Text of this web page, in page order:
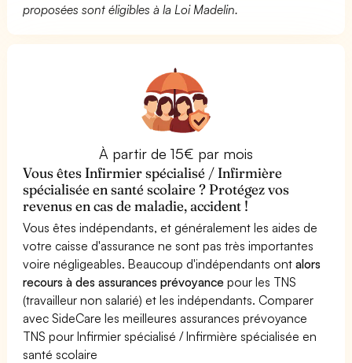
proposées sont éligibles à la Loi Madelin.
À partir de 15€ par mois
Vous êtes Infirmier spécialisé / Infirmière
spécialisée en santé scolaire ? Protégez vos
revenus en cas de maladie, accident !
Vous êtes indépendants, et généralement les aides de
votre caisse d'assurance ne sont pas très importantes
voire négligeables. Beaucoup d'indépendants ontalors
recours à des assurances prévoyance pour les TNS
(travailleur non salarié) et les indépendants. Comparer
avec SideCare les meilleures assurances prévoyance
TNS pour Infirmier spécialisé / Infirmière spécialisée en
santé scolaire